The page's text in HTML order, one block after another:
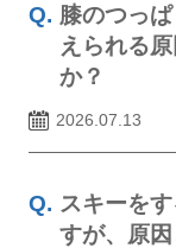
膝のつっ
えられる
か？
2026.07.13
スキーを
すが、原